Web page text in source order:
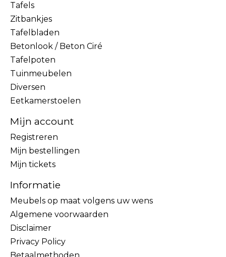
Tafels
Zitbankjes
Tafelbladen
Betonlook / Beton Ciré
Tafelpoten
Tuinmeubelen
Diversen
Eetkamerstoelen
Mijn account
Registreren
Mijn bestellingen
Mijn tickets
Informatie
Meubels op maat volgens uw wens
Algemene voorwaarden
Disclaimer
Privacy Policy
Betaalmethoden